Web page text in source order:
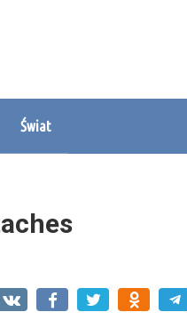
Świat